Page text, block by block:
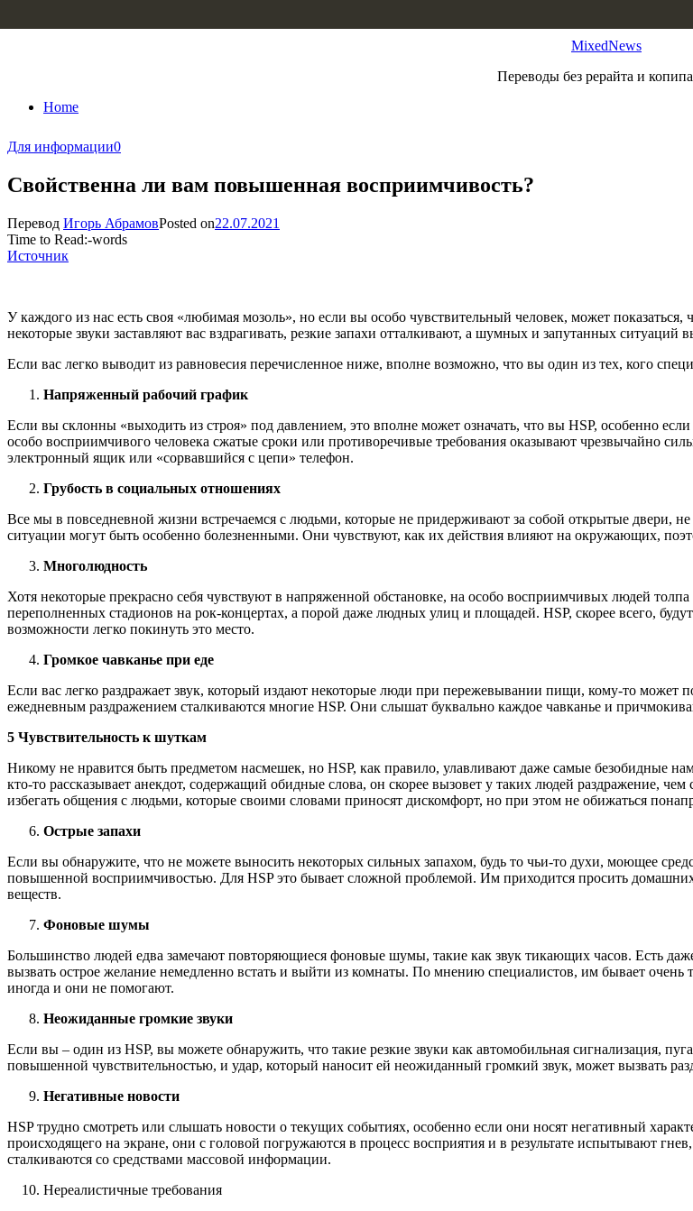
MixedNews
Переводы без рерайта и
Home
Для информации0
Свойственна ли вам повышенная восприимчивость?
Перевод Игорь АбрамовPosted on22.07.2021
Time to Read:-words
Источник
У каждого из нас есть своя «любимая мозоль», но если вы особо чувствительный человек, может
некоторые звуки заставляют вас вздрагивать, резкие запахи отталкивают, а шумных и запутанных ситуаций
Если вас легко выводит из равновесия перечисленное ниже, вполне возможно, что вы один из тех, кого
Напряженный рабочий график
Если вы склонны «выходить из строя» под давлением, это вполне может означать, что вы HSP, особенно
особо восприимчивого человека сжатые сроки или противоречивые требования оказывают чрезвычайно
электронный ящик или «сорвавшийся с цепи» телефон.
Грубость в социальных отношениях
Все мы в повседневной жизни встречаемся с людьми, которые не придерживают за собой открытые двери,
ситуации могут быть особенно болезненными. Они чувствуют, как их действия влияют на окружающих,
Многолюдность
Хотя некоторые прекрасно себя чувствуют в напряженной обстановке, на особо восприимчивых людей
переполненных стадионов на рок-концертах, а порой даже людных улиц и площадей. HSP, скорее всего,
возможности легко покинуть это место.
Громкое чавканье при еде
Если вас легко раздражает звук, который издают некоторые люди при пережевывании пищи, кому-то может
ежедневным раздражением сталкиваются многие HSP. Они слышат буквально каждое чавканье и
5 Чувствительность к шуткам
Никому не нравится быть предметом насмешек, но HSP, как правило, улавливают даже самые безобидные
кто-то рассказывает анекдот, содержащий обидные слова, он скорее вызовет у таких людей раздражение,
избегать общения с людьми, которые своими словами приносят дискомфорт, но при этом не обижаться
Острые запахи
Если вы обнаружите, что не можете выносить некоторых сильных запахом, будь то чьи-то духи, моющее
повышенной восприимчивостью. Для HSP это бывает сложной проблемой. Им приходится просить
веществ.
Фоновые шумы
Большинство людей едва замечают повторяющиеся фоновые шумы, такие как звук тикающих часов. Есть
вызвать острое желание немедленно встать и выйти из комнаты. По мнению специалистов, им бывает очень
иногда и они не помогают.
Неожиданные громкие звуки
Если вы – один из HSP, вы можете обнаружить, что такие резкие звуки как автомобильная сигнализация,
повышенной чувствительностью, и удар, который наносит ей неожиданный громкий звук, может вызвать
Негативные новости
HSP трудно смотреть или слышать новости о текущих событиях, особенно если они носят негативный
происходящего на экране, они с головой погружаются в процесс восприятия и в результате испытывают
сталкиваются со средствами массовой информации.
Нереалистичные требования